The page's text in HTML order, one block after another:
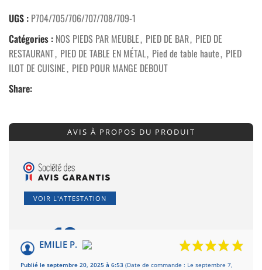
UGS : P704/705/706/707/708/709-1
Catégories : NOS PIEDS PAR MEUBLE, PIED DE BAR, PIED DE
RESTAURANT, PIED DE TABLE EN MÉTAL, Pied de table haute, PIED
ILOT DE CUISINE, PIED POUR MANGE DEBOUT
Share:
AVIS À PROPOS DU PRODUIT
VOIR L'ATTESTATION
10 /10
Basé sur 2 avis
EMILIE P.
Publié le septembre 20, 2025 à 6:53 (Date de commande : Le septembre 7,